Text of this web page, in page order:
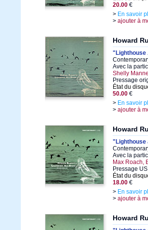
20.00 €
> En savoir
> ajouter à
Howard
"Lighthouse
Avec la
Shelly
Pressage
État du
50.00 €
> En savoir
> ajouter à
Howard
"Lighthouse
Avec la
Max Roach,
Pressage
État du
18.00 €
> En savoir
> ajouter à
Howard